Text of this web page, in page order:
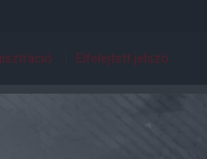
Elfelejtett jelszó